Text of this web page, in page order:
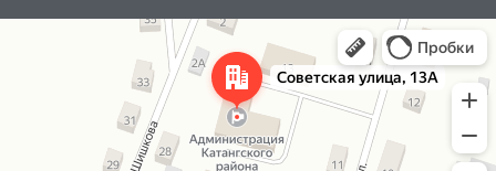
Советская улица, 13А — Яндекс Карты